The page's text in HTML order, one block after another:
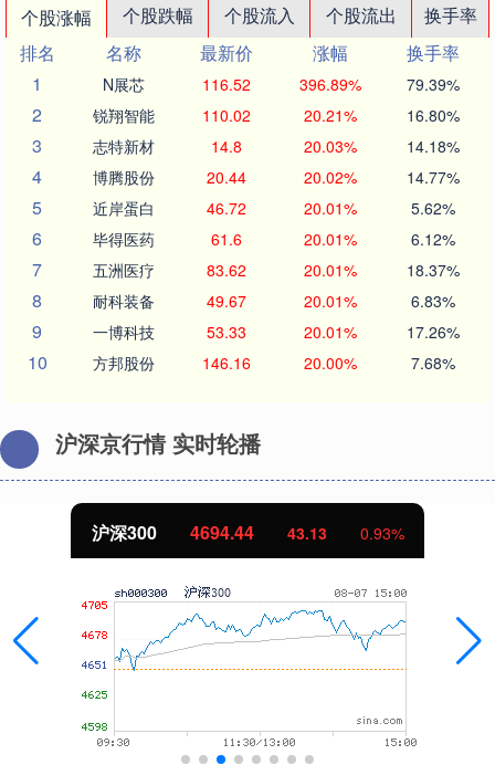
个股涨幅 个股跌幅 个股流入 个股流出
换手率
排名
名称 最新价 涨幅
换手率
1
N展芯 116.52 396.89% 79.39%
2 锐翔智能 110.02 20.21% 16.80%
3 志特新材 14.8 20.03% 14.18%
4 博腾股份 20.44 20.02% 14.77%
5 近岸蛋白 46.72 20.01% 5.62%
6 毕得医药 61.6 20.01% 6.12%
7 五洲医疗 83.62 20.01% 18.37%
8 耐科装备 49.67 20.01% 6.83%
9 一博科技 53.33 20.01% 17.26%
10 方邦股份 146.16 20.00% 7.68%
沪深京行情 实时轮播
北证50 1134.24 11.37